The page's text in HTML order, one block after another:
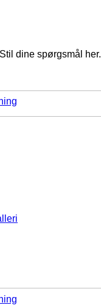
dine spørgsmål her.